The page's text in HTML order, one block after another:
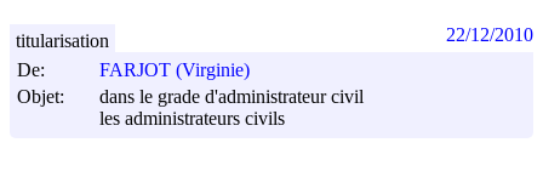
De:
FARJOT (Virginie)
Objet:
dans le grade d'administrateur civil
les administrateurs civils
titularisation 22/12/2010